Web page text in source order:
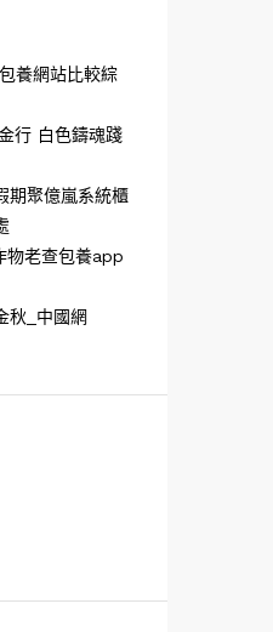
養網站比較綜
行 白色鑄魂踐
期聚億嵐系統櫃
物老查包養app
秋_中國網